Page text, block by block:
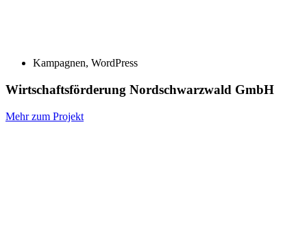
Kampagnen, WordPress
Wirtschaftsförderung Nordschwarzwald GmbH
Mehr zum Projekt